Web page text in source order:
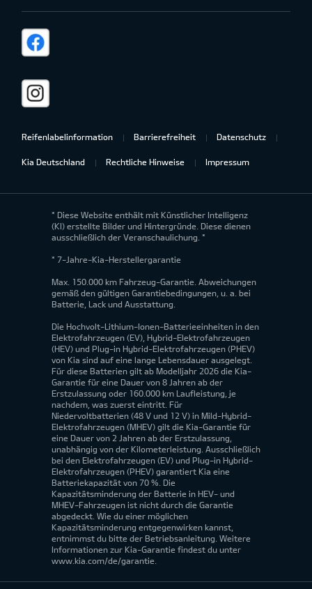
Reifenlabelinformation Barrierefreiheit Datenschutz
Kia Deutschland Rechtliche Hinweise Impressum
* Diese Website enthält mit Künstlicher Intelligenz
(KI) erstellte Bilder und Hintergründe. Diese dienen
ausschließlich der Veranschaulichung. *
* 7-Jahre-Kia-Herstellergarantie
Max. 150.000 km Fahrzeug-Garantie. Abweichungen
gemäß den gültigen Garantiebedingungen, u. a. bei
Batterie, Lack und Ausstattung.
Die Hochvolt-Lithium-Ionen-Batterieeinheiten in den
Elektrofahrzeugen (EV), Hybrid-Elektrofahrzeugen
(HEV) und Plug-in Hybrid-Elektrofahrzeugen (PHEV)
von Kia sind auf eine lange Lebensdauer ausgelegt.
Für diese Batterien gilt ab Modelljahr 2026 die Kia-
Garantie für eine Dauer von 8 Jahren ab der
Erstzulassung oder 160.000 km Laufleistung, je
nachdem, was zuerst eintritt. Für
Niedervoltbatterien (48 V und 12 V) in Mild-Hybrid-
Elektrofahrzeugen (MHEV) gilt die Kia-Garantie für
eine Dauer von 2 Jahren ab der Erstzulassung,
unabhängig von der Kilometerleistung. Ausschließlich
bei den Elektrofahrzeugen (EV) und Plug-in Hybrid-
Elektrofahrzeugen (PHEV) garantiert Kia eine
Batteriekapazität von 70 %. Die
Kapazitätsminderung der Batterie in HEV- und
MHEV-Fahrzeugen ist nicht durch die Garantie
abgedeckt. Wie du einer möglichen
Kapazitätsminderung entgegenwirken kannst,
entnimmst du bitte der Betriebsanleitung. Weitere
Informationen zur Kia-Garantie findest du unter
www.kia.com/de/garantie.